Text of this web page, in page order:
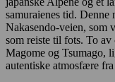
samuraienes tid. Denne
Nakasendo-veien,
som reiste til fots. To av
Magome og Tsumago,
autentiske atmosfære fra